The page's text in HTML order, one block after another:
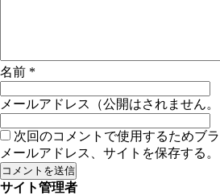
名前 *
メールアドレス（公開はされません。
次回のコメントで使用するためブ
メールアドレス、サイトを保存する。
サイト管理者